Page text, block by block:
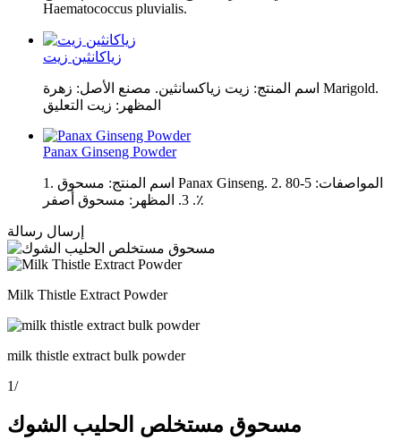
Haematococcus pluvialis.
زياكانثين زيت
اسم المنتج: زيت زياكسانثين. مصنع الأصل: زهرة Marigold.
المظهر: زيت التعليق
Panax Ginseng Powder
1. اسم المنتج: مسحوق Panax Ginseng. 2. المواصفات: 5-80
٪. 3. المظهر: مسحوق أصفر
إرسال رسالة
Milk Thistle Extract Powder
milk thistle extract bulk powder
1/
مسحوق مستخلص الحليب الشوك